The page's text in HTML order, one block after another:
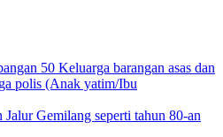
50 Keluarga barangan asas dan
polis (Anak yatim/Ibu
Gemilang seperti tahun 80-an